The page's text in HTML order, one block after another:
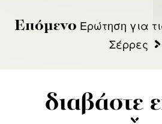
Επόμενο Ερώτηση για
Σέρρες
διαβάστε